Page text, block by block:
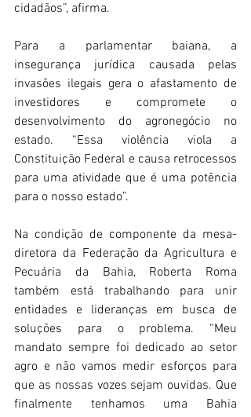
cidadãos”, afirma.
Para a parlamentar baiana, a
insegurança jurídica causada pelas
invasões ilegais gera o afastamento de
investidores e compromete o
desenvolvimento do agronegócio no
estado. “Essa violência viola a
Constituição Federal e causa retrocessos
para uma atividade que é uma potência
para o nosso estado”.
Na condição de componente da mesa-
diretora da Federação da Agricultura e
Pecuária da Bahia, Roberta Roma
também está trabalhando para unir
entidades e lideranças em busca de
soluções para o problema. “Meu
mandato sempre foi dedicado ao setor
agro e não vamos medir esforços para
que as nossas vozes sejam ouvidas. Que
finalmente tenhamos uma Bahia